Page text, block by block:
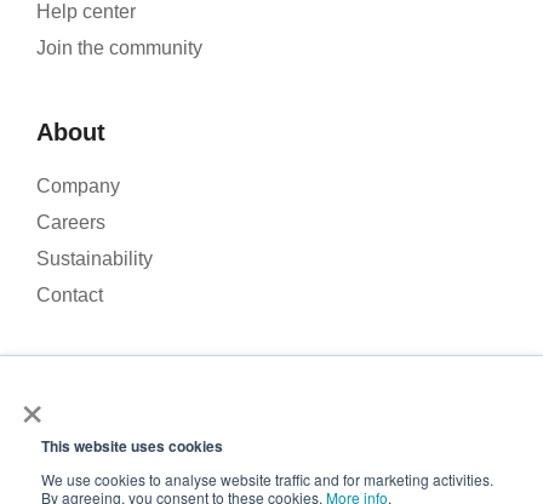
×
This website uses cookies
We use cookies to analyse website traffic and for marketing activities.
By agreeing, you consent to these cookies. More info.
Accept
Help center
Join the community
About
Company
Careers
Sustainability
Contact
© 2026 – Roamler B.V.
policy
ISO 45001 ISO 27001